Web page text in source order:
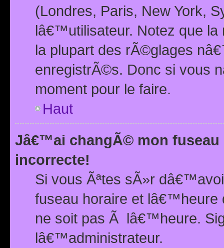
(Londres, Paris, New York,
lâ€™utilisateur. Notez que la
la plupart des rÃ©glages
enregistrÃ©s. Donc si vous
moment pour le faire.
Haut
Jâ€™ai changÃ© mon
incorrecte!
Si vous Ãªtes sÃ»r
fuseau horaire et
ne soit pas Ã lâ€™heure.
lâ€™administrateur.